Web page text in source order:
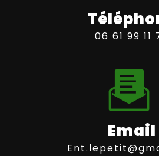
06 61 99 11
Email